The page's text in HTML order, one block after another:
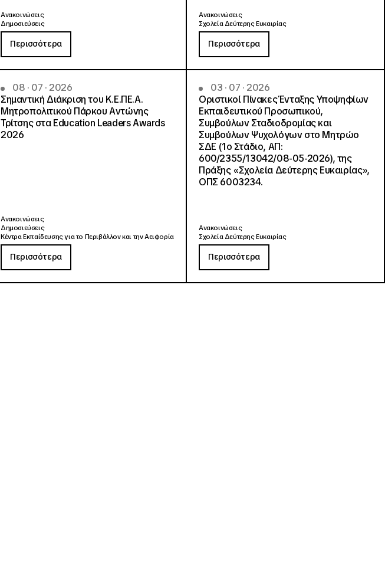
Ανακοινώσεις
Δημοσιεύσεις
Περισσότερα
Ανακοινώσεις
Σχολεία Δεύτερης Ευκαιρίας
Περισσότερα
08 · 07 · 2026
Σημαντική Διάκριση του Κ.Ε.ΠΕ.Α.
Μητροπολιτικού Πάρκου Αντώνης
Τρίτσης στα Education Leaders Awards
2026
Ανακοινώσεις
Δημοσιεύσεις
Κέντρα Εκπαίδευσης για το Περιβάλλον και την Αειφορία
Περισσότερα
03 · 07 · 2026
Οριστικοί Πίνακες Ένταξης Υποψηφίων
Εκπαιδευτικού Προσωπικού,
Συμβούλων Σταδιοδρομίας και
Συμβούλων Ψυχολόγων στο Μητρώο
ΣΔΕ (1ο Στάδιο, ΑΠ:
600/2355/13042/08-05-2026), της
Πράξης «Σχολεία Δεύτερης Ευκαιρίας»,
ΟΠΣ 6003234.
Ανακοινώσεις
Σχολεία Δεύτερης Ευκαιρίας
Περισσότερα